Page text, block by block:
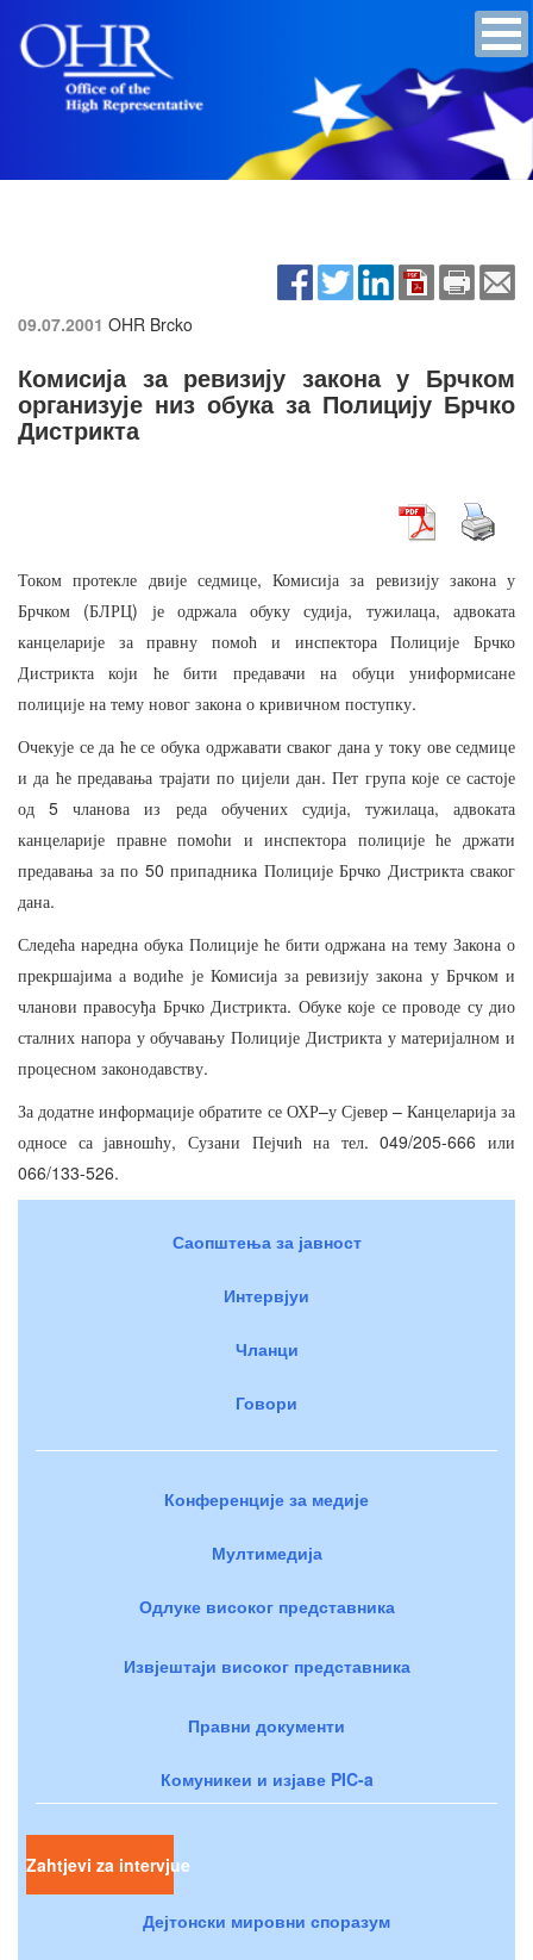
09.07.2001 OHR Brcko
Комисија за ревизију закона у Брчком
организује низ обука за Полицију Брчко
Дистрикта
Током протекле двије седмице, Комисија за ревизију закона
у
Брчком
(БЛРЦ) је одржала обуку судија, тужилаца,адвоката
канцеларије
за правну помоћ и инспектора Полиције
Брчко
Дистрикта
који ће бити предавачи на обуци
униформисане
полиције на тему новог закона о кривичном поступку.
Очекује се да ће се обука одржавати сваког дана у току ове седмице
и да ће предавања трајати по цијели дан.Пет група које се састоје
од
5чланова из реда обучених судија, тужилаца,
адвоката
канцеларије
правне помоћи и инспектора полиције ће
држати
предавања за по 50 припадника Полиције Брчко Дистрикта сваког
дана.
Следећа наредна обука Полиције ће бити одржана на тему Закона о
прекршајима а водиће је Комисија за ревизију закона у Брчком и
чланови правосуђа Брчко Дистрикта. Обуке које се проводе су дио
сталних напора у обучавању Полиције Дистрикта у материјалном и
процесном законодавству.
За додатне информације обратите се ОХР–у Сјевер– Канцеларија за
односе
са јавношћу, Сузани Пејчић на тел. 049/205-666 или
066/133-526.
Саопштења за јавност
Интервјуи
Чланци
Говори
Конференције за медије
Мултимедија
Одлуке високог представника
Извјештаји високог представника
Правни документи
Комуникеи и изјаве PIC-a
Zahtjevi za intervjue
Дејтонски мировни споразум